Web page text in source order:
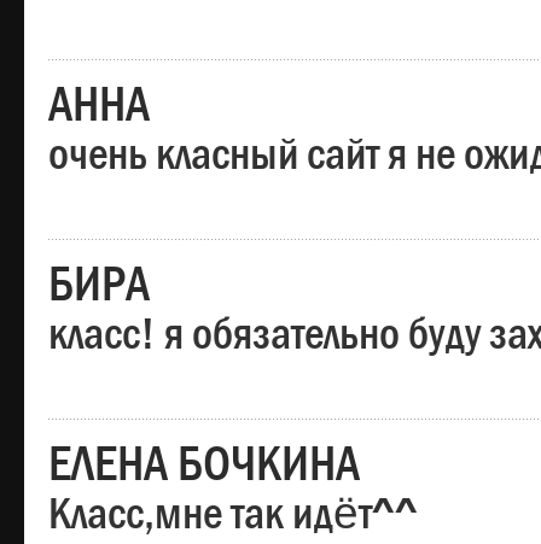
АННА
очень класный сайт я не
БИРА
класс! я обязательно буду
ЕЛЕНА БОЧКИНА
Класс,мне так идёт^^